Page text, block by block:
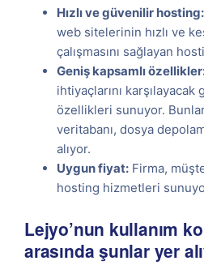
Hızlı ve güvenilir hosting:
web sitelerinin hızlı ve
çalışmasını sağlayan
Geniş kapsamlı
ihtiyaçlarını
özellikleri sunuyor.
veritabanı, dosya
alıyor.
Uygun fiyat: Firma,
hosting hizmetleri
Lejyo’nun kullanım
arasında şunlar yer